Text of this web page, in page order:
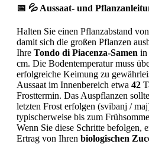
📅 💦 Aussaat- und
Halten Sie einen Pflanzabstand
damit sich die großen Pflanzen
Ihre Tondo di Piacenza-Samen in
cm. Die Bodentemperatur muss
erfolgreiche Keimung zu
Aussaat im Innenbereich etwa 42
Frosttermin. Das Auspflanzen
letzten Frost erfolgen (svibanj /
typischerweise bis zum
Wenn Sie diese Schritte befolgen,
Ertrag von Ihren biologischen